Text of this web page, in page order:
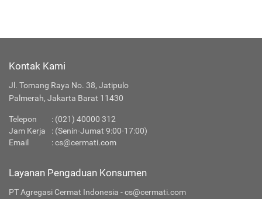
Kontak Kami
Jl. Tomang Raya No. 38, Jatipulo
Palmerah, Jakarta Barat 11430
Telepon
: (021) 40000 312
Jam Kerja
: (Senin-Jumat 9:00-17:00)
Email
:cs@cermati.com
Layanan Pengaduan Konsumen
PT Agregasi Cermat Indonesia - cs@cermati.com